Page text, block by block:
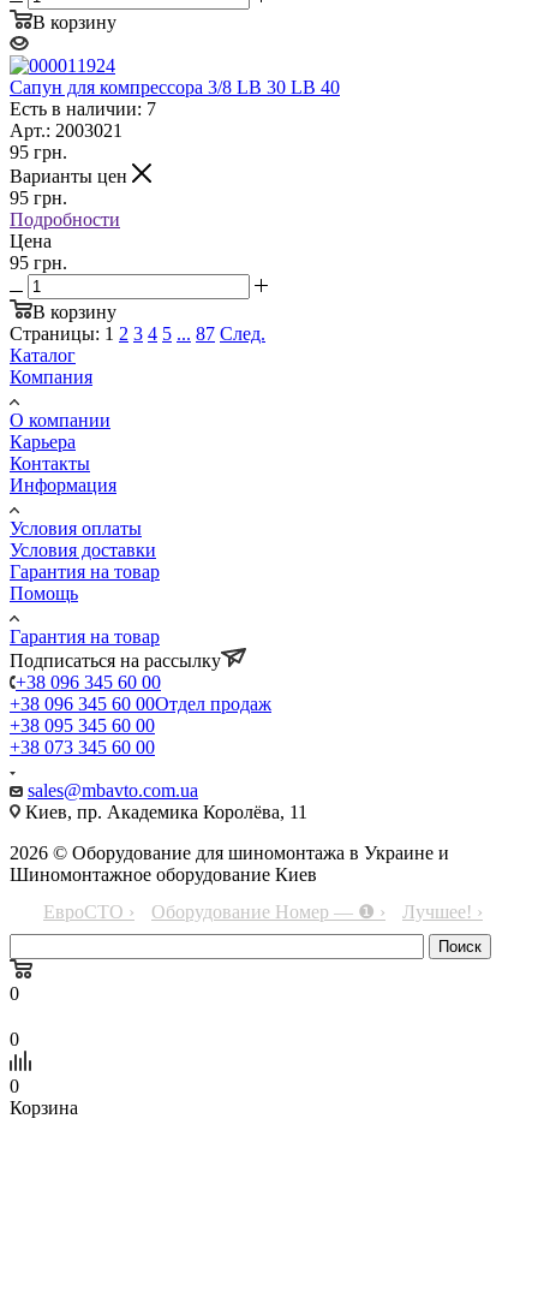
В корзину
Сапун для компрессора 3/8 LB 30 LB 40
Есть в наличии: 7
Арт.: 2003021
95 грн.
Варианты цен
95 грн.
Подробности
Цена
95 грн.
В корзину
Страницы: 1 2 3 4 5 ... 87 След.
Каталог
Компания
О компании
Карьера
Контакты
Информация
Условия оплаты
Условия доставки
Гарантия на товар
Помощь
Гарантия на товар
Подписаться на рассылку
+38 096 345 60 00
+38 096 345 60 00Отдел продаж
+38 095 345 60 00
+38 073 345 60 00
sales@mbavto.com.ua
Киев, пр. Академика Королёва, 11
2026 © Оборудование для шиномонтажа в Украине и
Шиномонтажное оборудование Киев
ЕвроСТО ›
Оборудование Номер — ❶ › Лучшее! ›
0
0
0
Корзина